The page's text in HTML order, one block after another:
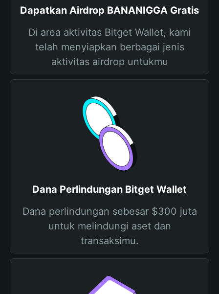
Dapatkan Airdrop BANANIGGA Gratis
Di area aktivitas Bitget Wallet, kami
telah menyiapkan berbagai jenis
aktivitas airdrop untukmu
Dana Perlindungan Bitget Wallet
Dana perlindungan sebesar $300 juta
untuk melindungi aset dan
transaksimu.